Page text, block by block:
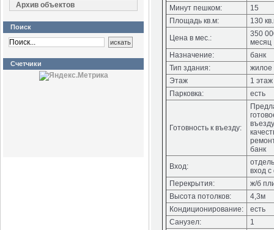
Архив объектов
Поиск
Счетчики
Минут пешком:
15
Площадь кв.м:
130
Цена в мес.:
350
месяц
Назначение:
банк
Тип здания:
жилое
Этаж
1 этаж
Парковка:
есть
Готовность к въезду:
банк
Вход:
вход
Перекрытия:
ж/б
Высота потолков:
4,3м
Кондиционирование:
есть
Санузел:
1